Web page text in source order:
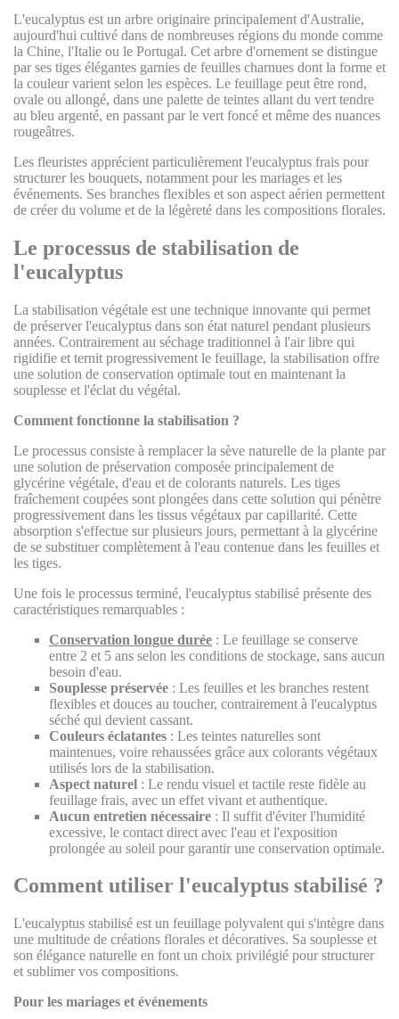
L'eucalyptus est un arbre originaire principalement d'Australie,
aujourd'hui cultivé dans de nombreuses régions du monde comme
la Chine, l'Italie ou le Portugal. Cet arbre d'ornement se distingue
par ses tiges élégantes garnies de feuilles charnues dont la forme et
la couleur varient selon les espèces. Le feuillage peut être rond,
ovale ou allongé, dans une palette de teintes allant du vert tendre
au bleu argenté, en passant par le vert foncé et même des nuances
rougeâtres.
Les fleuristes apprécient particulièrement l'eucalyptus frais pour
structurer les bouquets, notamment pour les mariages et les
événements. Ses branches flexibles et son aspect aérien permettent
de créer du volume et de la légèreté dans les compositions florales.
Le processus de stabilisation de
l'eucalyptus
La stabilisation végétale est une technique innovante qui permet
de préserver l'eucalyptus dans son état naturel pendant plusieurs
années. Contrairement au séchage traditionnel à l'air libre qui
rigidifie et ternit progressivement le feuillage, la stabilisation offre
une solution de conservation optimale tout en maintenant la
souplesse et l'éclat du végétal.
Comment fonctionne la stabilisation ?
Le processus consiste à remplacer la sève naturelle de la plante par
une solution de préservation composée principalement de
glycérine végétale, d'eau et de colorants naturels. Les tiges
fraîchement coupées sont plongées dans cette solution qui pénètre
progressivement dans les tissus végétaux par capillarité. Cette
absorption s'effectue sur plusieurs jours, permettant à la glycérine
de se substituer complètement à l'eau contenue dans les feuilles et
les tiges.
Une fois le processus terminé, l'eucalyptus stabilisé présente des
caractéristiques remarquables :
Conservation longue durée : Le feuillage se conserve
entre 2 et 5 ans selon les conditions de stockage, sans aucun
besoin d'eau.
Souplesse préservée : Les feuilles et les branches restent
flexibles et douces au toucher, contrairement à l'eucalyptus
séché qui devient cassant.
Couleurs éclatantes : Les teintes naturelles sont
maintenues, voire rehaussées grâce aux colorants végétaux
utilisés lors de la stabilisation.
Aspect naturel : Le rendu visuel et tactile reste fidèle au
feuillage frais, avec un effet vivant et authentique.
Aucun entretien nécessaire : Il suffit d'éviter l'humidité
excessive, le contact direct avec l'eau et l'exposition
prolongée au soleil pour garantir une conservation optimale.
Comment utiliser l'eucalyptus stabilisé ?
L'eucalyptus stabilisé est un feuillage polyvalent qui s'intègre dans
une multitude de créations florales et décoratives. Sa souplesse et
son élégance naturelle en font un choix privilégié pour structurer
et sublimer vos compositions.
Pour les mariages et événements